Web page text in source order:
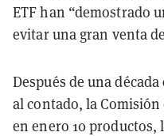
ETF han “demostrado
evitar una gran venta
Después de una
al contado, la
en enero 10 productos,